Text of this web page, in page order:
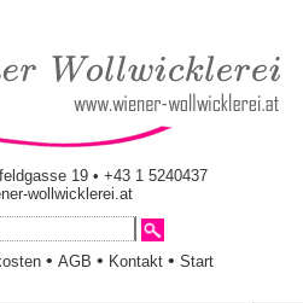
19 • +43 1 5240437
wollwicklerei.at
•AGB • Kontakt •Start